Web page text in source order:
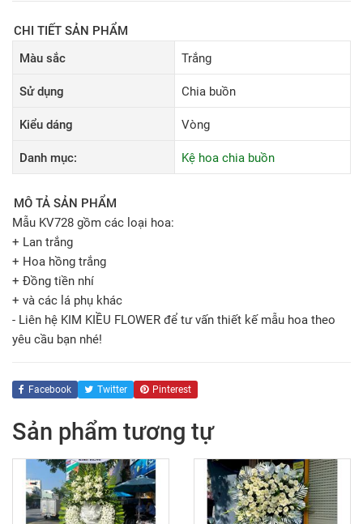
CHI TIẾT SẢN PHẨM
Màu sắc
Trắng
Sử dụng Chia buồn
Kiểu dáng Vòng
Danh mục: Kệ hoa chia buồn
MÔ TẢ SẢN PHẨM
Mẫu KV728 gồm các loại hoa:
+ Lan trắng
+ Hoa hồng trắng
+ Đồng tiền nhí
+ và các lá phụ khác
- Liên hệ KIM KIỀU FLOWER để tư vấn thiết kế mẫu hoa theo
yêu cầu bạn nhé!
Facebook Twitter Pinterest
Sản phẩm tương tự